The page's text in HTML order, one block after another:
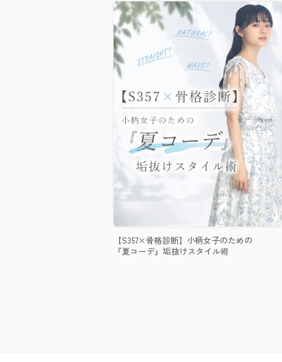
【S357×骨格診断】小柄女子のための
『夏コーデ』垢抜けスタイル術